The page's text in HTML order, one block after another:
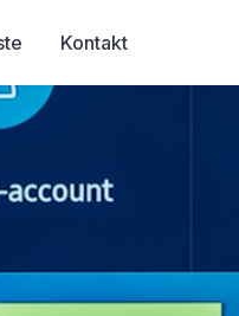
Kontakt